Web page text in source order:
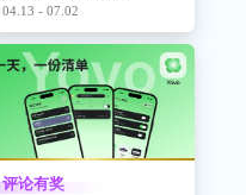
04.13 - 07.02
评论有奖